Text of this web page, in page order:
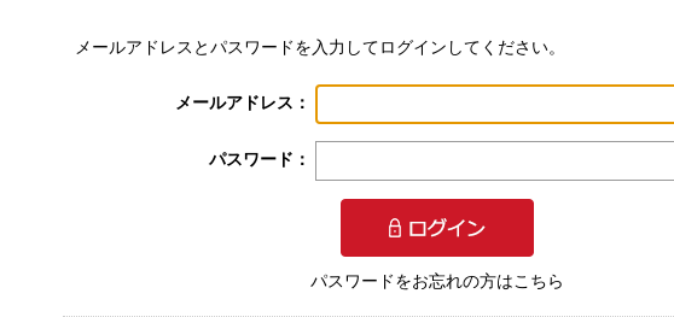
メールアドレスとパスワードを入力してログインしてください。
メールアドレス：
パスワード：
パスワードをお忘れの方はこちら